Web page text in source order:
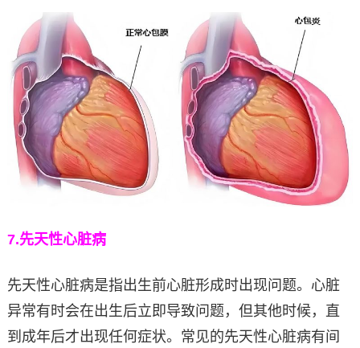
7.先天性心脏病
先天性心脏病是指出生前心脏形成时出现问题。心脏
异常有时会在出生后立即导致问题，但其他时候，直
到成年后才出现任何症状。常见的先天性心脏病有间